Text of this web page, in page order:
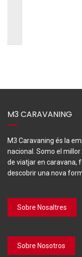
M3 CARAVANING
M3 Caravaning és la
nacional. Somo el
de viatjar en caravana,
descobrir una nova
Sobre Nosaltres
Sobre Nosotros